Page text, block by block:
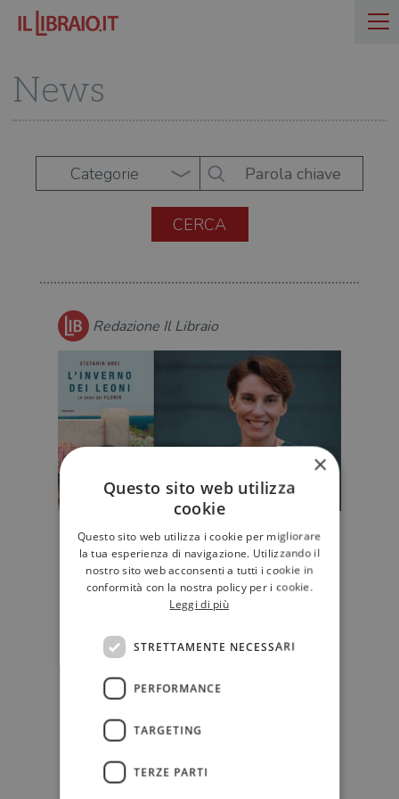
News
Categorie
Redazione Il Libraio
A Stefania Auci il premio
Bancarella 2022
Il premio Bancarella, ispirato alla
tradizione dei librai
pontremolesi, …
EDITORIA
×
Questo sito web utilizza
cookie
Questo sito web utilizza i cookie per migliorare
la tua esperienza di navigazione. Utilizzando il
nostro sito web acconsenti a tutti i cookie in
conformità con la nostra policy per i cookie.
Leggi di più
STRETTAMENTE NECESSARI
PERFORMANCE
TARGETING
TERZE PARTI